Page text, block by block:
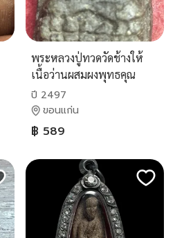
พระหลวงปู่ทวดวัดช้างให้
เนื้อว่านผสมผงพุทธคุณ
ปี 2497
ขอนแก่น
฿ 589